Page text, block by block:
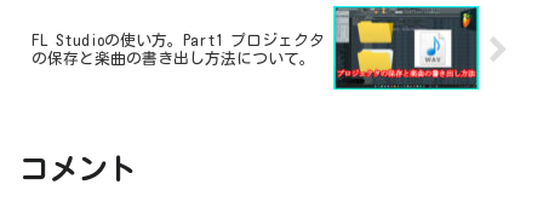
FL Studioの使い方。Part1 プロジェクタ
の保存と楽曲の書き出し方法について。
コメント